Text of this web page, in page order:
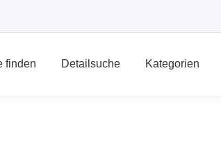
finden Detailsuche Kategorien